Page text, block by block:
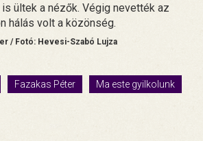
ültek a nézők. Végig nevették az
hálás volt a közönség.
/ Fotó: Hevesi-Szabó Lujza
Fazakas Péter Ma este gyilkolunk